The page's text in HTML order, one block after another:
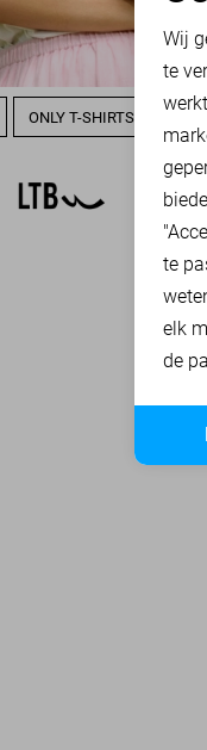
ONLY T-SHIRTS
Wij
te
te
elk
de